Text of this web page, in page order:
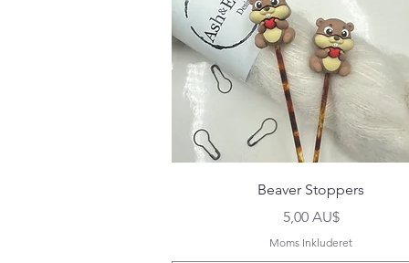
Hurtigvisning
Beaver Stoppers
Pris
5,00 AU$
Moms Inkluderet